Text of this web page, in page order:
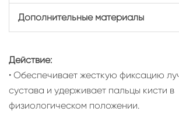
Дополнительные материалы
Действие:
• Обеспечивает жесткую фиксацию
сустава и удерживает пальцы кисти в
физиологическом положении.